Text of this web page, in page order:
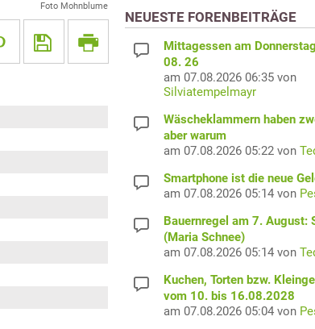
Foto Mohnblume
NEUESTE FORENBEITRÄGE
Mittagessen am
08. 26
am 07.08.2026 06:35 von
Silviatempelmayr
Wäscheklammern haben
aber warum
am 07.08.2026 05:22 von
Smartphone ist die neue
am 07.08.2026 05:14 von
Bauernregel am 7. August:
(Maria Schnee)
am 07.08.2026 05:14 von
Kuchen, Torten bzw.
vom 10. bis 16.08.2028
am 07.08.2026 05:04 von